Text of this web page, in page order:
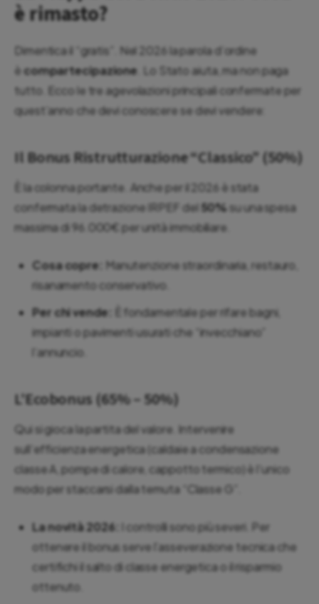
è rimasto?
Dimentica il “gratis”. Nel 2026 la parola d’ordine
ècompartecipazione . Lo Stato aiuta, ma non paga
tutto. Ecco le tre agevolazioni principali confermate per
quest’anno che devi conoscere se devi vendere:
Il Bonus Ristrutturazione “Classico” (50%)
È la colonna portante. Anche per il 2026 è stata
confermata la detrazione IRPEF del 50%su una spesa
massima di 96.000€ per unità immobiliare.
Cosa copre: Manutenzione straordinaria, restauro,
risanamento conservativo.
Per chi vende:
È fondamentale per rifare bagni,
impianti o pavimenti usurati che “invecchiano”
l’annuncio.
L’Ecobonus (65% – 50%)
Qui si gioca la partita del valore. Intervenire
sull’efficienza energetica (caldaie a condensazione
classe A, pompe di calore, cappotto termico) è l’unico
modo per staccarsi dalla temuta “Classe G”.
La novità 2026:
I controlli sono più severi. Per
ottenere il bonus serve l’asseverazione tecnica che
certifichi il salto di classe energetica o il risparmio
ottenuto.